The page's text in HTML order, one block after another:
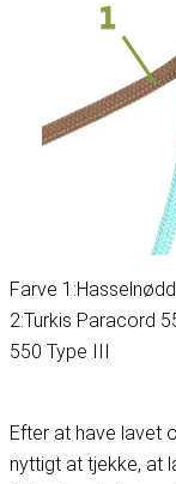
Farve 1:
2:Turkis Paracord
550 Type III
Efter at have lavet
nyttigt at tjekke, at